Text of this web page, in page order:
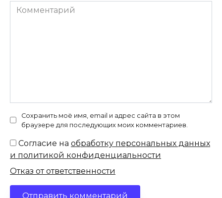
Комментарий
Сохранить моё имя, email и адрес сайта в этом
браузере для последующих моих комментариев.
Согласие на обработку персональных данных
и политикой конфиденциальности
Отказ от ответственности